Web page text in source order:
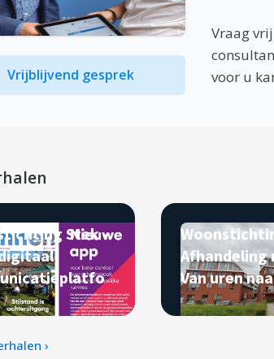
Vrijblijvend gesprek
Vraag
voor u
Stek -
Afhandeling
Van uren naa
›